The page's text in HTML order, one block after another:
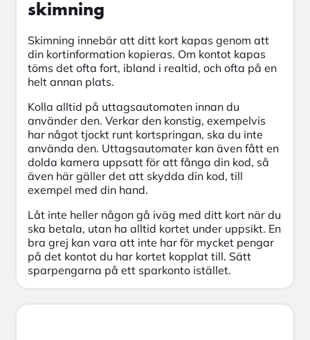
skimning
Skimning innebär att ditt kort kapas genom att
din kortinformation kopieras. Om kontot kapas
töms det ofta fort, ibland i realtid, och ofta på en
helt annan plats.
Kolla alltid på uttagsautomaten innan du
använder den. Verkar den konstig, exempelvis
har något tjockt runt kortspringan, ska du inte
använda den. Uttagsautomater kan även fått en
dolda kamera uppsatt för att fånga din kod, så
även här gäller det att skydda din kod, till
exempel med din hand.
Låt inte heller någon gå iväg med ditt kort när du
ska betala, utan ha alltid kortet under uppsikt. En
bra grej kan vara att inte har för mycket pengar
på det kontot du har kortet kopplat till. Sätt
sparpengarna på ett sparkonto istället.